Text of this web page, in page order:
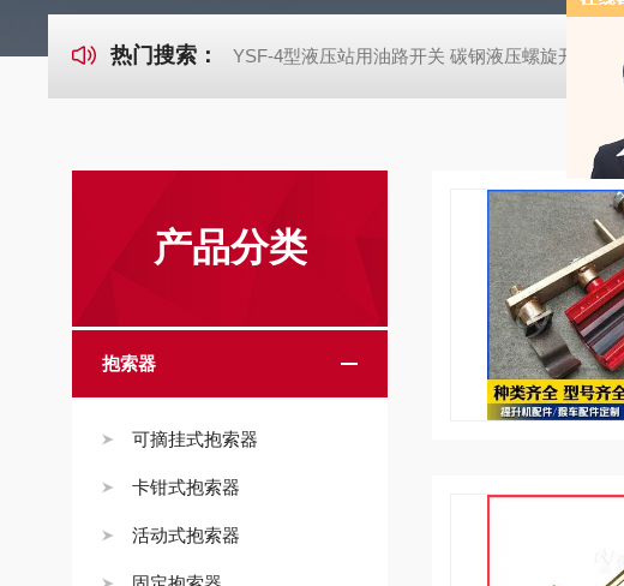
热门搜索： YSF-4型液压站用油路开关 碳钢液压螺旋开关
产品分类
抱索器
可摘挂式抱索器
卡钳式抱索器
活动式抱索器